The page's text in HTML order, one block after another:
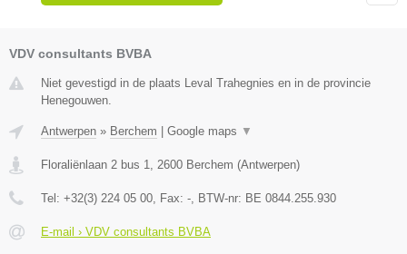
VDV consultants BVBA
Niet gevestigd in de plaats Leval Trahegnies en in de provincie
Henegouwen.
Antwerpen » Berchem | Google maps ▼
Floraliënlaan 2 bus 1 2600 Berchem (Antwerpen)
Tel: +32(3) 224 05 00 , Fax: - , BTW-nr: BE 0844.255.930
E-mail › VDV consultants BVBA